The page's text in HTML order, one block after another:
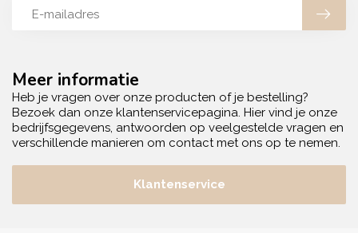
Meer informatie
Heb je vragen over onze producten of je bestelling?
Bezoek dan onze klantenservicepagina. Hier vind je onze
bedrijfsgegevens, antwoorden op veelgestelde vragen en
verschillende manieren om contact met ons op te nemen.
Klantenservice